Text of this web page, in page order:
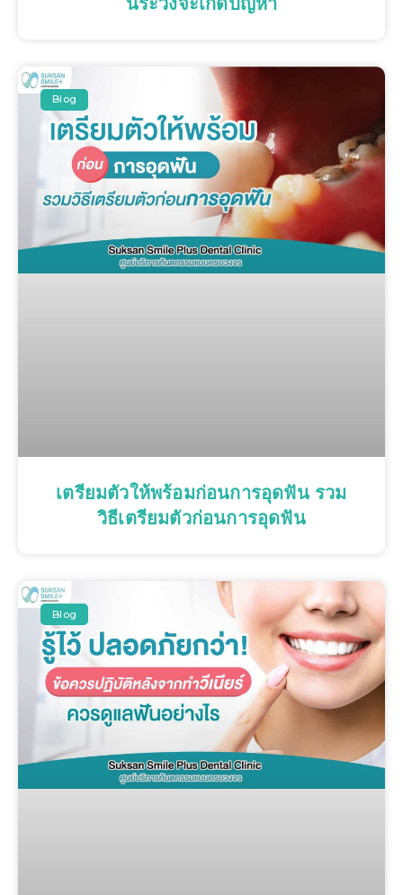
Blog
เตรียมตัวให้พร้อมก่อนการอุดฟัน รวม
วิธีเตรียมตัวก่อนการอุดฟัน
Blog